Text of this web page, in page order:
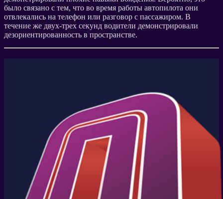
было связано с тем, что во время работы автопилота они
отвлекались на телефон или разговор с пассажиром. В
течение же двух-трех секунд водители демонстрировали
дезориентированность в пространстве.